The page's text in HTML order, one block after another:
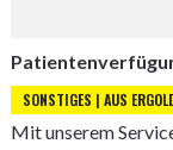
SONSTIGES | AUS
Mit unserem